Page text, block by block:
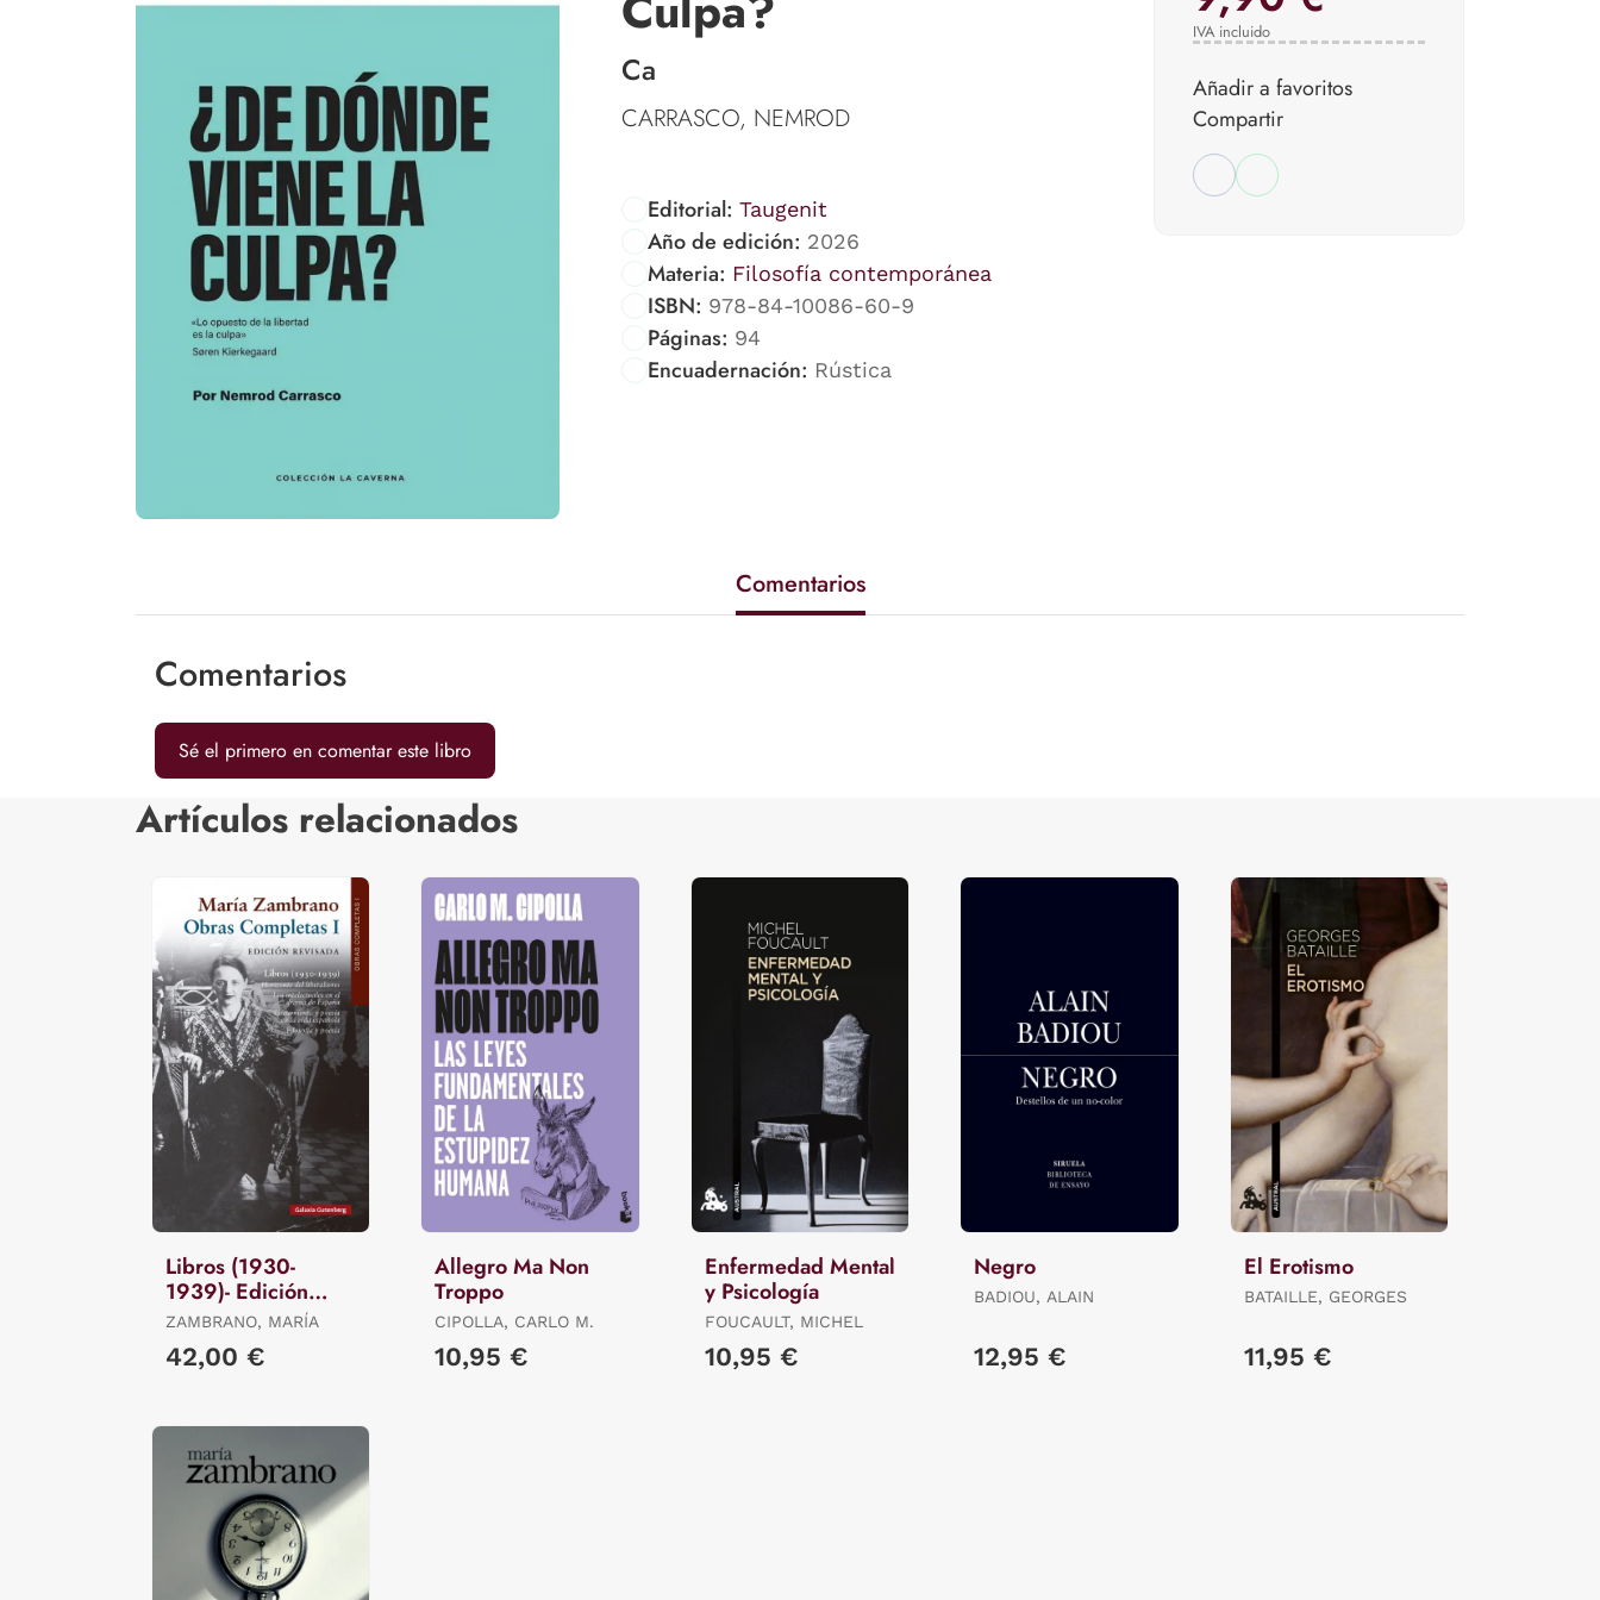
Ca
CARRASCO, NEMROD
Editorial: Taugenit
Año de edición: 2026
Materia: Filosofía contemporánea
ISBN: 978-84-10086-60-9
Páginas: 94
Encuadernación: Rústica
IVA incluido
Añadir a favoritos
Compartir
Comentarios
Comentarios
Sé el primero en comentar este libro
Artículos relacionados
Libros (1930-
1939)- Edición
Revisada
ZAMBRANO, MARÍA
42,00 €
Allegro Ma Non
Troppo
CIPOLLA, CARLO M.
10,95 €
Enfermedad Mental
y Psicología
FOUCAULT, MICHEL
10,95 €
Negro
BADIOU, ALAIN
12,95 €
El Erotismo
BATAILLE, GEORGES
11,95 €